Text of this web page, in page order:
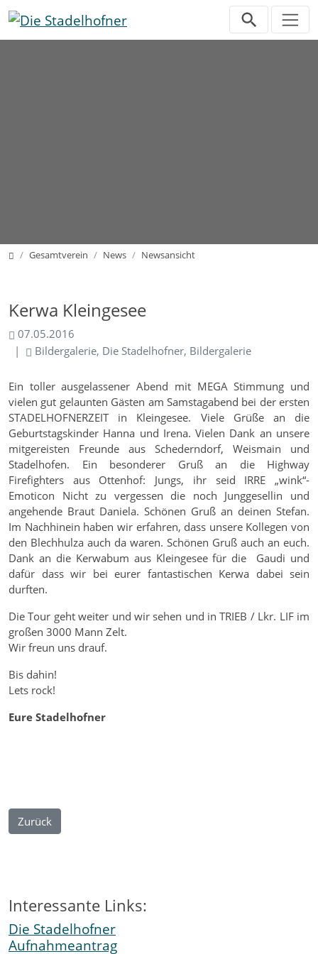
Direkt zur Hauptnavigation springen
Direkt zum Inhalt springen
HomeGesamtverein News Newsansicht
Kerwa Kleingesee
07.05.2016
Bildergalerie, Die Stadelhofner, Bildergalerie
Ein toller ausgelassener Abend mit MEGA Stimmung und
vielen gut gelaunten Gästen am Samstagabend bei der ersten
STADELHOFNERZEIT in Kleingesee. Viele Grüße an die
Geburtstagskinder Hanna und Irena. Vielen Dank an unsere
mitgereisten Freunde aus Schederndorf, Weismain und
Stadelhofen. Ein besonderer Gruß an die Highway
Firefighters aus Ottenhof: Jungs, ihr seid IRRE „wink“-
Emoticon Nicht zu vergessen die noch Junggesellin und
angehende Braut Daniela. Schönen Gruß an deinen Stefan.
Im Nachhinein haben wir erfahren, dass unsere Kollegen von
den Blechhulza auch da waren. Schönen Gruß auch an euch.
Dank an die Kerwabum aus Kleingesee für die Gaudi und
dafür dass wir bei eurer fantastischen Kerwa dabei sein
durften.
Die Tour geht weiter und wir sehen und in TRIEB / Lkr. LIF im
großen 3000 Mann Zelt.
Wir freun uns drauf.
Bis dahin!
Lets rock!
Eure Stadelhofner
Zurück
Interessante Links:
Die Stadelhofner
Aufnahmeantrag